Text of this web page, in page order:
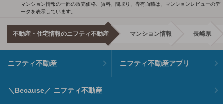
マンション情報の一部の販売価格、賃料、間取り、専有面積は、マンションレビューのデ
ータを表示しています。
不動産・住宅情報のニフティ不動産 マンション情報 長崎県
ニフティ不動産 ニフティ不動産アプリ
＼Because／ ニフティ不動産